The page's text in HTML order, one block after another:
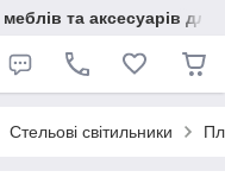
та аксесуарів для
Стельові світильники